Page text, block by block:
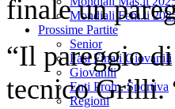
Mondiali Fem.li
Prossime Partite
Senior
Fasi Finali Giovanili
Giovanili
Enti Prom. Sportiva
Regioni
finale un
“Il pareggio
tecnico Grilli.